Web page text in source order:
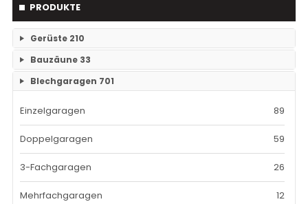
PRODUKTE
Gerüste 210
RAM- 1 Gerüst Breite 73 109
Bauzäune 33
Einzelteile Bauzäune 7
Bauzäune SET 26
Blechgaragen 701
Einzelgaragen 89
Doppelgaragen 59
3-Fachgaragen 26
Mehrfachgaragen 12